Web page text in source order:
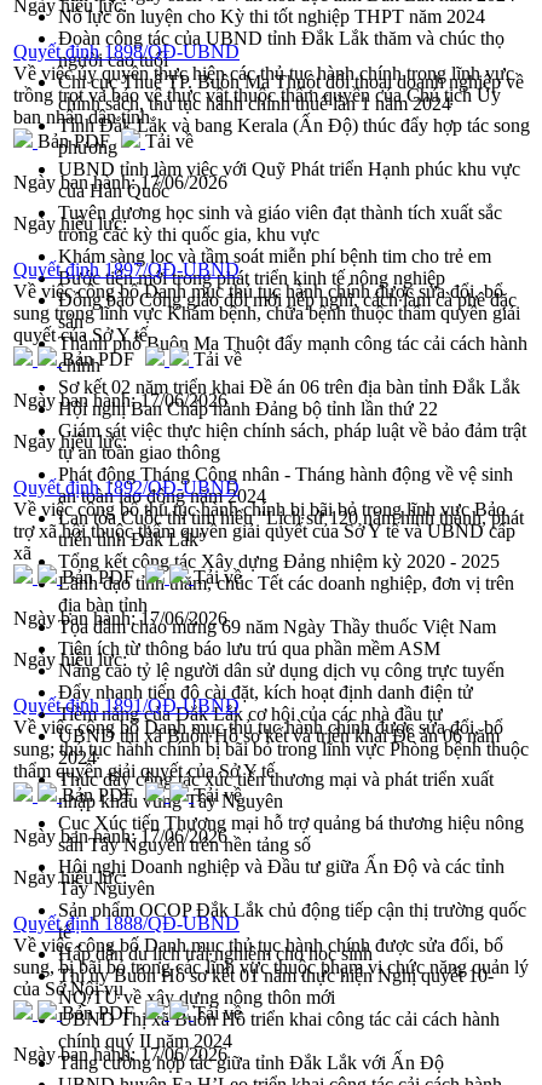
Nỗ lực ôn luyện cho Kỳ thi tốt nghiệp THPT năm 2024
Đoàn công tác của UBND tỉnh Đắk Lắk thăm và chúc thọ
người cao tuổi
Chi cục Thuế TP. Buôn Ma Thuột đối thoại doanh nghiệp về
chính sách, thủ tục hành chính thuế lần 1 năm 2024
Tỉnh Đắk Lắk và bang Kerala (Ấn Độ) thúc đẩy hợp tác song
phương
UBND tỉnh làm việc với Quỹ Phát triển Hạnh phúc khu vực
của Hàn Quốc
Tuyên dương học sinh và giáo viên đạt thành tích xuất sắc
trong các kỳ thi quốc gia, khu vực
Khám sàng lọc và tầm soát miễn phí bệnh tim cho trẻ em
Bước tiến mới trong phát triển kinh tế nông nghiệp
Đồng bào Công giáo đổi mới nếp nghĩ, cách làm cà phê đặc
sản
Thành phố Buôn Ma Thuột đẩy mạnh công tác cải cách hành
chính
Sơ kết 02 năm triển khai Đề án 06 trên địa bàn tỉnh Đắk Lắk
Hội nghị Ban Chấp hành Đảng bộ tỉnh lần thứ 22
Giám sát việc thực hiện chính sách, pháp luật về bảo đảm trật
tự an toàn giao thông
Phát động Tháng Công nhân - Tháng hành động về vệ sinh
an toàn lao động năm 2024
Lan tỏa Cuộc thi tìm hiểu "Lịch sử 120 năm hình thành, phát
triển tỉnh Đắk Lắk"
Tổng kết công tác Xây dựng Đảng nhiệm kỳ 2020 - 2025
Lãnh đạo tỉnh thăm, chúc Tết các doanh nghiệp, đơn vị trên
địa bàn tỉnh
Tọa đàm chào mừng 69 năm Ngày Thầy thuốc Việt Nam
Tiện ích từ thông báo lưu trú qua phần mềm ASM
Nâng cao tỷ lệ người dân sử dụng dịch vụ công trực tuyến
Đẩy nhanh tiến độ cài đặt, kích hoạt định danh điện tử
Tiềm năng của Đắk Lắk cơ hội của các nhà đầu tư
UBND thị xã Buôn Hồ sơ kết và triển khai Đề án 06 năm
2024
Thúc đẩy công tác xúc tiến thương mại và phát triển xuất
nhập khẩu vùng Tây Nguyên
Cục Xúc tiến Thương mại hỗ trợ quảng bá thương hiệu nông
sản Tây Nguyên trên nền tảng số
Hội nghị Doanh nghiệp và Đầu tư giữa Ấn Độ và các tỉnh
Tây Nguyên
Sản phẩm OCOP Đắk Lắk chủ động tiếp cận thị trường quốc
tế
Hấp dẫn du lịch trải nghiệm cho học sinh
Thị ủy Buôn Hồ sơ kết 01 năm thực hiện Nghị quyết 10-
NQ/TU về xây dựng nông thôn mới
UBND Thị xã Buôn Hồ triển khai công tác cải cách hành
chính quý II năm 2024
Tăng cường hợp tác giữa tỉnh Đắk Lắk với Ấn Độ
Ngày hiệu lực:
Quyết định 1898/QĐ-UBND
Về việc ủy quyền thực hiện các thủ tục hành chính trong lĩnh vực
trồng trọt và bảo vệ thực vật thuộc thẩm quyền của Chủ tịch Ủy
ban nhân dân tỉnh
Bản PDF
Tải về
Ngày ban hành:17/06/2026
Ngày hiệu lực:
Quyết định 1897/QĐ-UBND
Về việc công bố Danh mục thủ tục hành chính được sửa đổi, bổ
sung trong lĩnh vực Khám bệnh, chữa bệnh thuộc thẩm quyền giải
quyết của Sở Y tế
Bản PDF
Tải về
Ngày ban hành:17/06/2026
Ngày hiệu lực:
Quyết định 1892/QĐ-UBND
Về việc công bố thủ tục hành chính bị bãi bỏ trong lĩnh vực Bảo
trợ xã hội thuộc thẩm quyền giải quyết của Sở Y tế và UBND cấp
xã
Bản PDF
Tải về
Ngày ban hành:17/06/2026
Ngày hiệu lực:
Quyết định 1891/QĐ-UBND
Về việc công bố Danh mục thủ tục hành chính được sửa đổi, bổ
sung; thủ tục hành chính bị bãi bỏ trong lĩnh vực Phòng bệnh thuộc
thẩm quyền giải quyết của Sở Y tế
Bản PDF
Tải về
Ngày ban hành:17/06/2026
Ngày hiệu lực:
Quyết định 1888/QĐ-UBND
Về việc công bố Danh mục thủ tục hành chính được sửa đổi, bổ
sung, bị bãi bỏ trong các lĩnh vực thuộc phạm vi chức năng quản lý
của Sở Nội vụ
Bản PDF
Tải về
Ngày ban hành: 17/06/2026